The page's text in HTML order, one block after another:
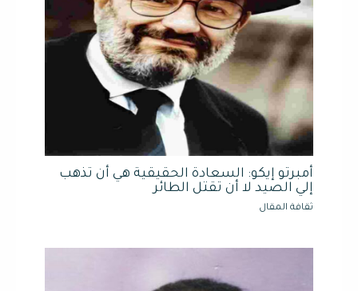
أمبرتو إيكو: السعادة الحقيقية هي أن تذهب
إلي الصيد لا أن تقتل الطائر
ثقافة المقال